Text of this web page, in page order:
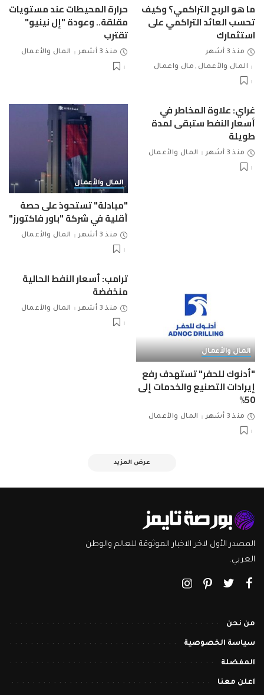
ما هو الربح التراكمي؟ وكيف
تحسب العائد التراكمي على
استثمارك
منذ 3 أشهر
المال والأعمال
مال واعمال
حرارة المحيطات عند مستويات
مقلقة.. وعودة "إل نينيو"
تقترب
منذ 3 أشهر المال والأعمال
غراي: علاوة المخاطر في
أسعار النفط ستبقى لمدة
طويلة
منذ 3 أشهر المال والأعمال
المال والأعمال
"مبادلة" تستحوذ على حصة
أقلية في شركة "باور فاكتورز"
منذ 3 أشهر المال والأعمال
المال والأعمال
"أدنوك للحفر" تستهدف رفع
إيرادات التصنيع والخدمات إلى
50%
منذ 3 أشهر المال والأعمال
ترامب: أسعار النفط الحالية
منخفضة
منذ 3 أشهر المال والأعمال
عرض المزيد
المصدر الأول لاخر الاخبار الموثوقة للعالم والوطن
العربي.
من نحن
سياسة الخصوصية
المفضلة
اعلن معنا